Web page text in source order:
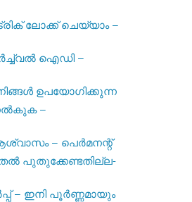
ലോക്ക് ചെയ്യാം –
ഐഡി –
ഉപയോഗിക്കുന്ന
–
– പെർമനന്റ്
മുതൽ പുതുക്കേണ്ടതില്ല-
– ഇനി പൂർണ്ണമായും